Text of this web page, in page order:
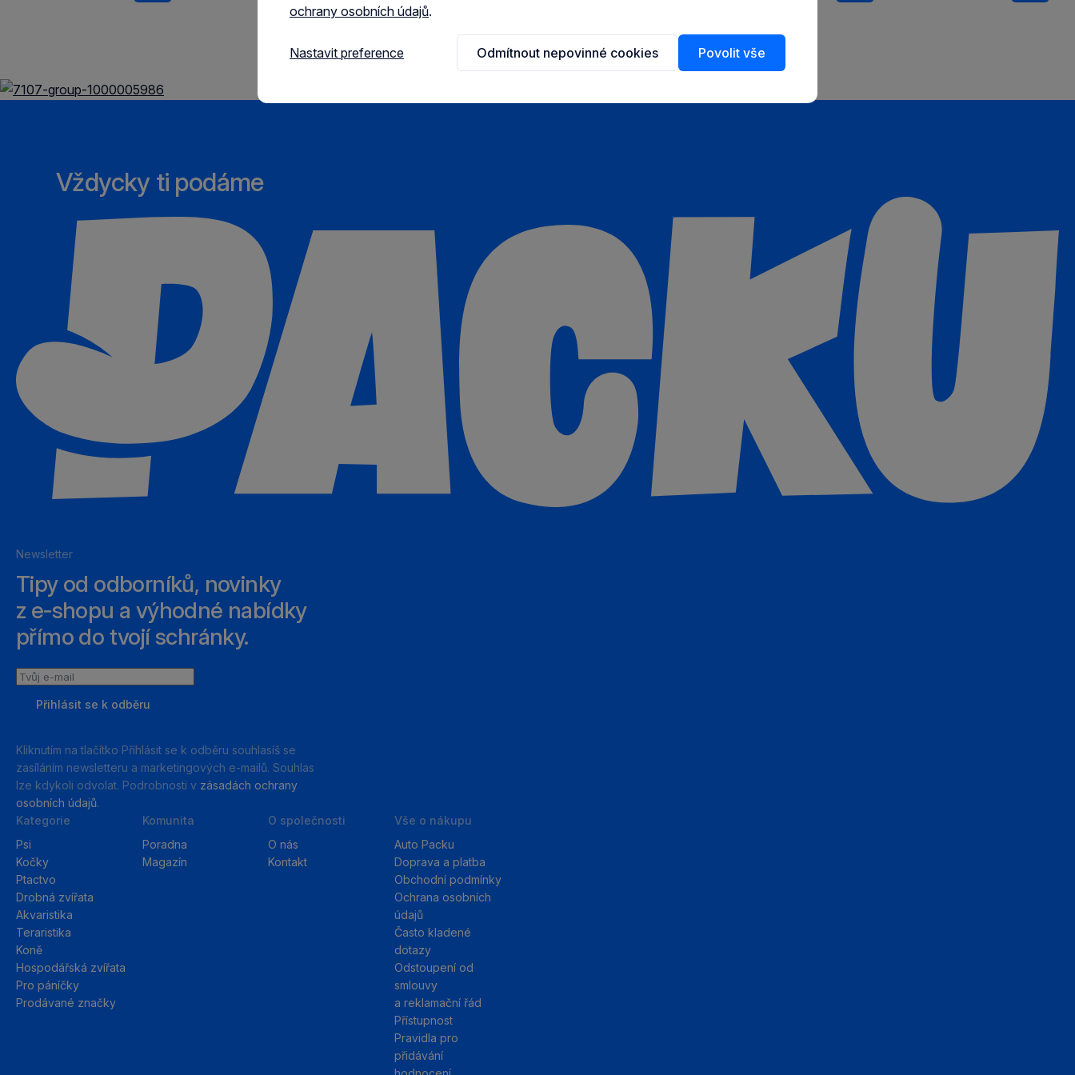
Vždycky ti podáme
Newsletter
Tipy od odborníků, novinky
z e‑shopu a výhodné nabídky
přímo do tvojí schránky.
Tvůj
Přihlásit se k odběru
Kliknutím na tlačítko Příhlásit se k odběru souhlasíš se
zasíláním newsletteru a marketingových e-mailů. Souhlas
lze kdykoli odvolat. Podrobnosti v zásadách ochrany
osobních údajů.
Kategorie
Psi
Kočky
Ptactvo
Drobná zvířata
Akvaristika
Teraristika
Koně
Hospodářská zvířata
Pro páníčky
Prodávané značky
Komunita
Poradna
Magazín
O společnosti
O nás
Kontakt
Vše o nákupu
Auto Packu
Doprava a platba
Obchodní podmínky
Ochrana osobních
údajů
Často kladené
dotazy
Odstoupení od
smlouvy
a reklamační řád
Přístupnost
Pravidla pro
přidávání
ochrany osobních údajů.
Nastavit preference Odmítnout nepovinné cookies Povolit vše